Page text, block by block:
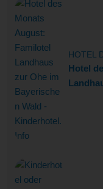
HOTEL
Hotel